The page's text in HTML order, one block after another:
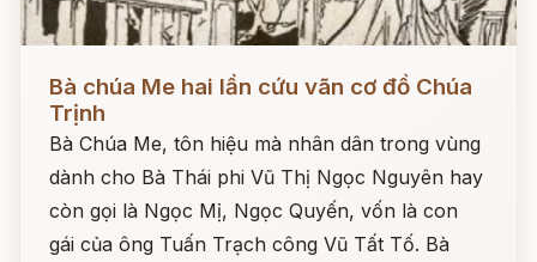
Bà chúa Me hai lần cứu vãn cơ đồ Chúa
Trịnh
Bà Chúa Me, tôn hiệu mà nhân dân trong vùng
dành cho Bà Thái phi Vũ Thị Ngọc Nguyên hay
còn gọi là Ngọc Mị, Ngọc Quyến, vốn là con
gái của ông Tuấn Trạch công Vũ Tất Tố. Bà